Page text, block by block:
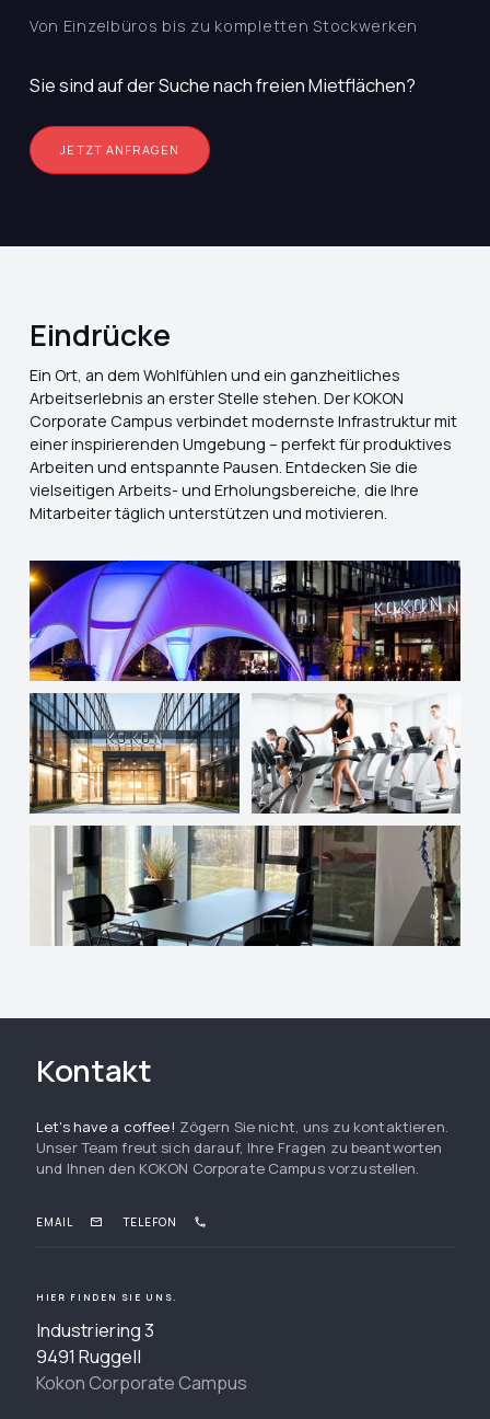
Von Einzelbüros bis zu kompletten Stockwerken
Sie sind auf der Suche nach freien Mietflächen?
JETZT ANFRAGEN
Eindrücke
Ein Ort, an dem Wohlfühlen und ein ganzheitliches
Arbeitserlebnis an erster Stelle stehen. Der KOKON
Corporate Campus verbindet modernste Infrastruktur mit
einer inspirierenden Umgebung – perfekt für produktives
Arbeiten und entspannte Pausen. Entdecken Sie die
vielseitigen Arbeits- und Erholungsbereiche, die Ihre
Mitarbeiter täglich unterstützen und motivieren.
Kontakt
Let's have a coffee! Zögern Sie nicht, uns zu kontaktieren.
Unser Team freut sich darauf, Ihre Fragen zu beantworten
und Ihnen den KOKON Corporate Campus vorzustellen.
EMAIL TELEFON
HIER FINDEN SIE UNS.
Industriering 3
9491 Ruggell
Kokon Corporate Campus